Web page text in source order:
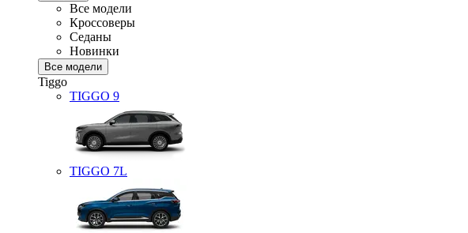
Все модели
Кроссоверы
Седаны
Новинки
Все модели
Tiggo
TIGGO 9
TIGGO 7L